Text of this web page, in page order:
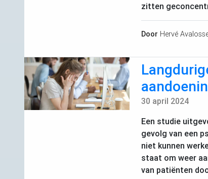
zitten
Door Hervé
30 april 2024
Een studie
gevolg van een
niet kunnen
staat om weer
van patiënten